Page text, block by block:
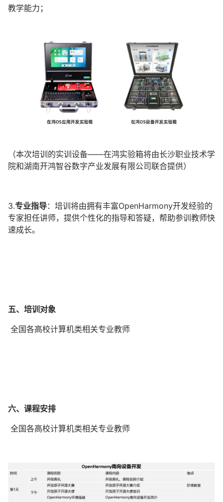
教学能力；
（本次培训的实训设备——在鸿实验箱将由长沙职业技术学
院和湖南开鸿智谷数字产业发展有限公司联合提供）
3.专业指导：培训将由拥有丰富OpenHarmony开发经验的
专家担任讲师，提供个性化的指导和答疑，帮助参训教师快
速成长。
五、培训对象
全国各高校计算机类相关专业教师
六、课程安排
全国各高校计算机类相关专业教师